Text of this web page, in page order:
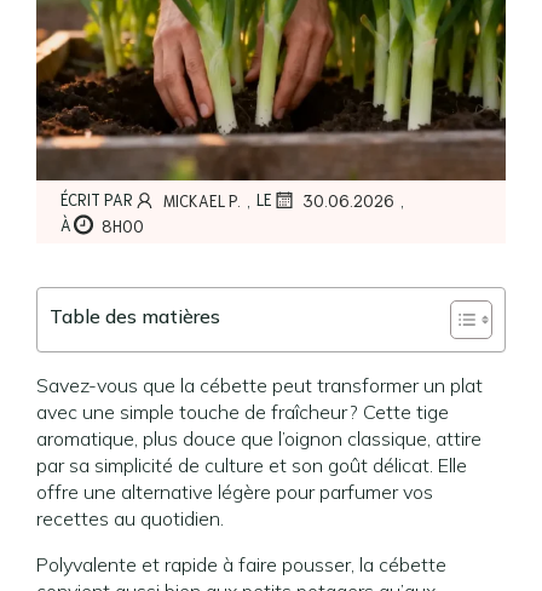
ÉCRIT PAR MICKAEL P. , LE 30.06.2026 ,
À 8H00
Table des matières
Savez-vous que la cébette peut transformer un plat
avec une simple touche de fraîcheur ? Cette tige
aromatique, plus douce que l’oignon classique, attire
par sa simplicité de culture et son goût délicat. Elle
offre une alternative légère pour parfumer vos
recettes au quotidien.
Polyvalente et rapide à faire pousser, la cébette